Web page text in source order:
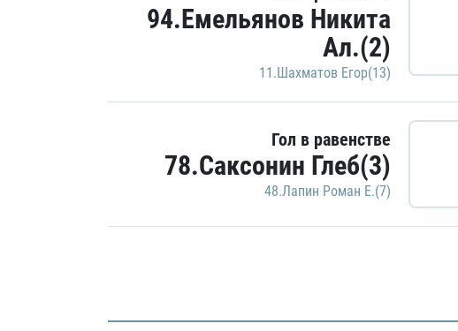
94.Емельянов Никита
Ал.(2)
11.Шахматов Егор(13)
Гол в равенстве
78.Саксонин Глеб(3)
48.Лапин Роман Е.(7)